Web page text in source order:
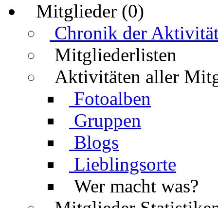
Mitglieder (0)
Chronik der
Mitgliederlisten
Aktivitäten aller
Fotoalben
Gruppen
Blogs
Lieblingsorte
Wer macht was?